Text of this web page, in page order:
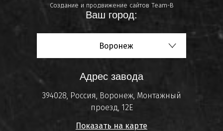
Создание и продвижение сайтов Team-B
Ваш город:
Воронеж
Адрес завода
394028, Россия, Воронеж, Монтажный
проезд, 12Е
Показать на карте